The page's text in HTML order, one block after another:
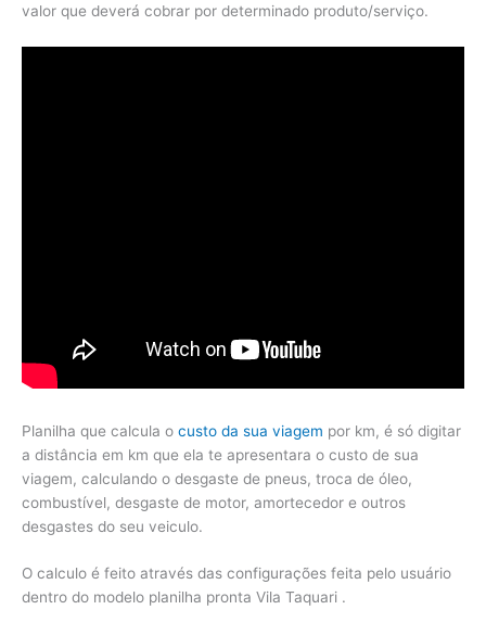
valor que deverá cobrar por determinado produto/serviço.
Planilha que calcula o custo da sua viagem por km, é só digitar
a distância em km que ela te apresentara o custo de sua
viagem, calculando o desgaste de pneus, troca de óleo,
combustível, desgaste de motor, amortecedor e outros
desgastes do seu veiculo.
O calculo é feito através das configurações feita pelo usuário
dentro do modelo planilha pronta Vila Taquari .